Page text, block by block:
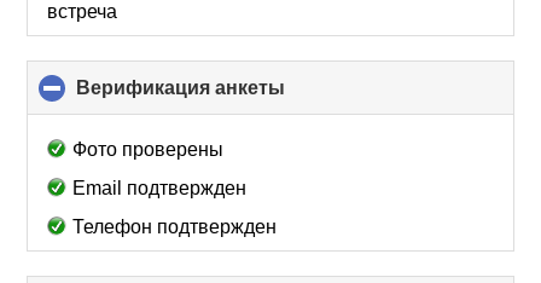
встреча
Верификация анкеты
to
Фото проверены
Email подтвержден
Телефон подтвержден